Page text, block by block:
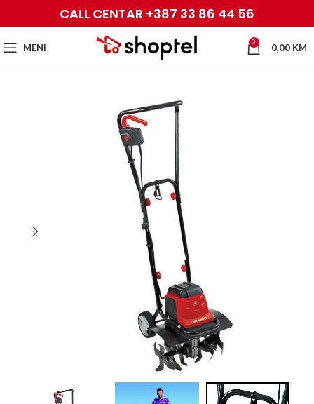
CALL CENTAR +387 33 86 44 56
MENI 0 0,00 KM